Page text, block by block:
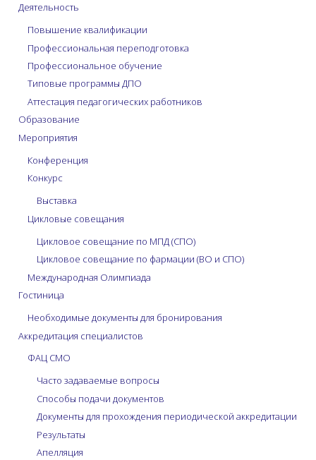
Деятельность
Повышение квалификации
Профессиональная переподготовка
Профессиональное обучение
Типовые программы ДПО
Аттестация педагогических работников
Образование
Мероприятия
Конференция
Конкурс
Выставка
Цикловые совещания
Цикловое совещание по МПД (СПО)
Цикловое совещание по фармации (ВО и СПО)
Международная Олимпиада
Гостиница
Необходимые документы для бронирования
Аккредитация специалистов
ФАЦ СМО
Часто задаваемые вопросы
Способы подачи документов
Документы для прохождения периодической аккредитации
Результаты
Апелляция